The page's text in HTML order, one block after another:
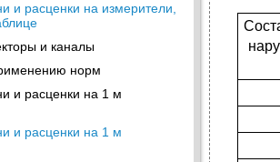
и расценки на измерители,
и каналы
норм
и расценки на 1 м
и расценки на 1 м